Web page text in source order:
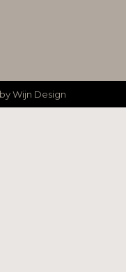
Wijn Design